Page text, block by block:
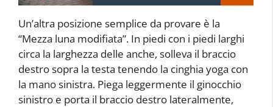
Un’altra posizione semplice da provare è la
“Mezza luna modifiata”. In piedi con i piedi larghi
circa la larghezza delle anche, solleva il braccio
destro sopra la testa tenendo la cinghia yoga con
la mano sinistra. Piega leggermente il ginocchio
sinistro e porta il braccio destro lateralmente,